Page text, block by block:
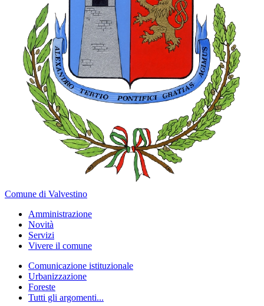
Comune di Valvestino
Amministrazione
Novità
Servizi
Vivere il comune
Comunicazione istituzionale
Urbanizzazione
Foreste
Tutti gli argomenti...